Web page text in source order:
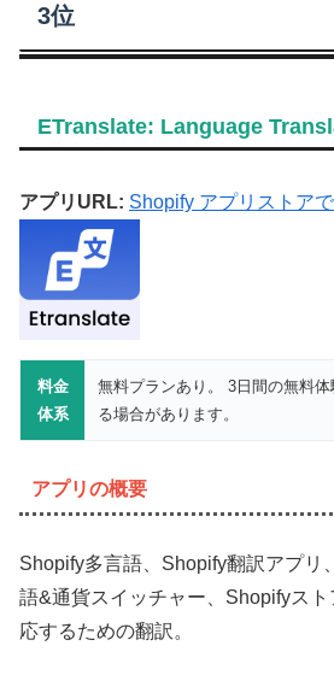
3位
ETranslate: Language
アプリURL: Shopify アプリストア
料金
体系
無料プランあり。 3日間の無料
る場合があります。
アプリの概要
Shopify多言語、Shopify翻訳アプリ
語&通貨スイッチャー、Shopifyス
応するための翻訳。